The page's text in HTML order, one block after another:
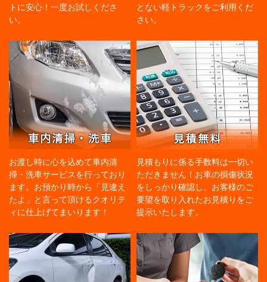
トに安心！一度お試しくださ
い。
とない軽トラックをご利用くだ
さい。
お渡し時に心を込めて車内清
掃・洗車サービスを行っており
ます。お預かり時から「見違え
たよ」と言って頂けるクオリテ
ィに仕上げてまいります！
見積もりに係る手数料は一切い
ただきません！お車の損傷状況
をしっかり確認し、お客様のご
要望を取り入れたお見積りをご
提示いたします。